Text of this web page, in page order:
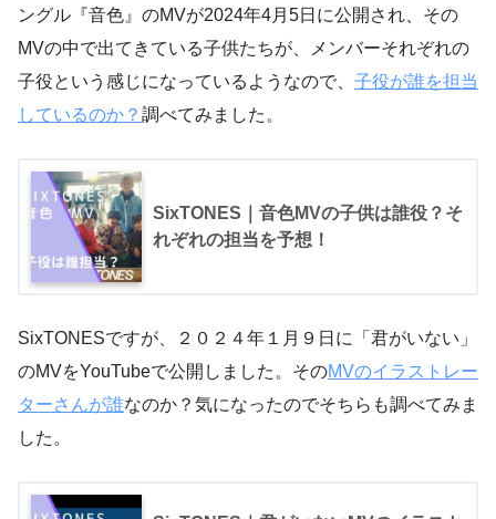
ングル『音色』のMVが2024年4月5日に公開され、その
MVの中で出てきている子供たちが、メンバーそれぞれの
子役という感じになっているようなので、 子役が誰を担当
しているのか？ 調べてみました。
SixTONES｜音色MVの子供は誰役？そ
れぞれの担当を予想！
SixTONESですが、２０２４年１月９日に「君がいない」
のMVをYouTubeで公開しました。そのMVのイラストレー
ターさんが誰なのか？気になったのでそちらも調べてみま
した。